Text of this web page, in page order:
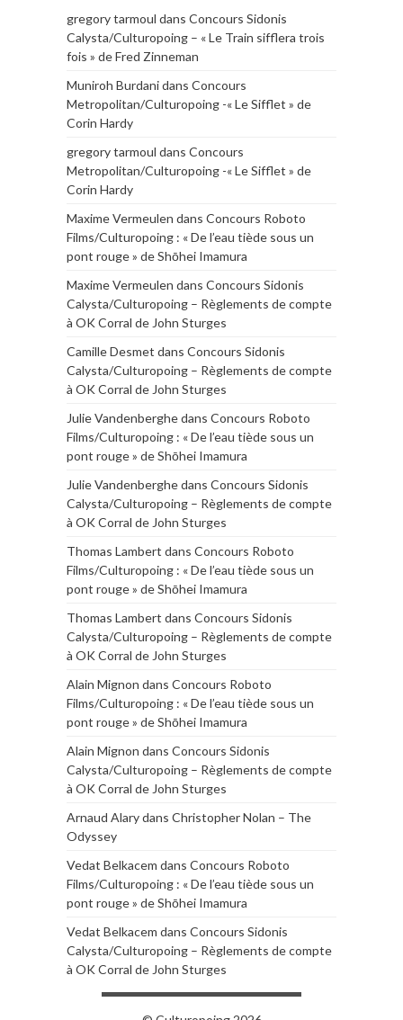
gregory tarmoul dans Concours Sidonis
Calysta/Culturopoing – « Le Train sifflera trois
fois » de Fred Zinneman
Muniroh Burdanidans Concours
Metropolitan/Culturopoing -« Le Sifflet » de
Corin Hardy
gregory tarmoul dans Concours
Metropolitan/Culturopoing -« Le Sifflet » de
Corin Hardy
Maxime Vermeulen dans Concours Roboto
Films/Culturopoing : « De l’eau tiède sous un
pont rouge » de Shōhei Imamura
Maxime Vermeulen dans Concours Sidonis
Calysta/Culturopoing – Règlements de compte
à OK Corral de John Sturges
Camille Desmet dans Concours Sidonis
Calysta/Culturopoing – Règlements de compte
à OK Corral de John Sturges
Julie Vandenberghedans Concours Roboto
Films/Culturopoing : « De l’eau tiède sous un
pont rouge » de Shōhei Imamura
Julie Vandenberghedans Concours Sidonis
Calysta/Culturopoing – Règlements de compte
à OK Corral de John Sturges
Thomas Lambert dans Concours Roboto
Films/Culturopoing : « De l’eau tiède sous un
pont rouge » de Shōhei Imamura
Thomas Lambert dans Concours Sidonis
Calysta/Culturopoing – Règlements de compte
à OK Corral de John Sturges
Alain Mignon dans Concours Roboto
Films/Culturopoing : « De l’eau tiède sous un
pont rouge » de Shōhei Imamura
Alain Mignon dans Concours Sidonis
Calysta/Culturopoing – Règlements de compte
à OK Corral de John Sturges
Arnaud Alarydans Christopher Nolan – The
Odyssey
Vedat Belkacem dans Concours Roboto
Films/Culturopoing : « De l’eau tiède sous un
pont rouge » de Shōhei Imamura
Vedat Belkacem dans Concours Sidonis
Calysta/Culturopoing – Règlements de compte
à OK Corral de John Sturges